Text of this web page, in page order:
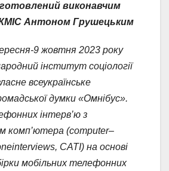
виконавчим
Антоном Грушецьким
9 жовтня 2023 року
інститут соціології
всеукраїнське
думки «Омнібус».
інтерв’ю з
комп’ютера (computer–
interviews, CATI) на основі
мобільних телефонних